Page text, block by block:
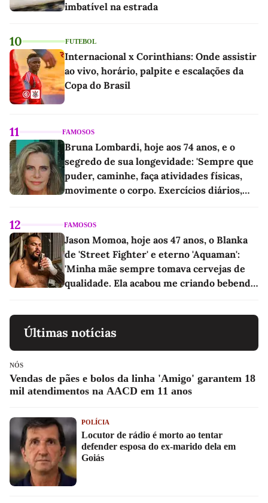
imbatível na estrada
10 FUTEBOL
Internacional x Corinthians: Onde assistir
ao vivo, horário, palpite e escalações da
Copa do Brasil
11 FAMOSOS
Bruna Lombardi, hoje aos 74 anos, e o
segredo de sua longevidade: 'Sempre que
puder, caminhe, faça atividades físicas,
movimente o corpo. Exercícios diários,
12 FAMOSOS
Jason Momoa, hoje aos 47 anos, o Blanka
de 'Street Fighter' e eterno 'Aquaman':
'Minha mãe sempre tomava cervejas de
qualidade. Ela acabou me criando bebendo
Últimas notícias
NÓS
Vendas de pães e bolos da linha 'Amigo' garantem 18
mil atendimentos na AACD em 11 anos
POLÍCIA
Locutor de rádio é morto ao tentar
defender esposa do ex-marido dela em
Goiás